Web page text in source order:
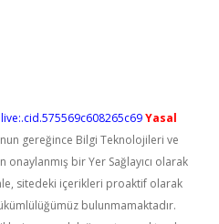
live:.cid.575569c608265c69Yasal
gereğince Bilgi Teknolojileri ve
onaylanmış bir Yer Sağlayıcı olarak
sitedeki içerikleri proaktif olarak
bulunmamaktadır.